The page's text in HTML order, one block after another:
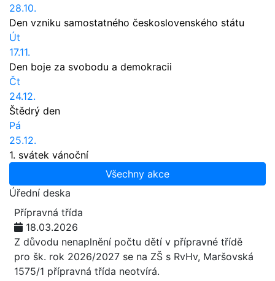
28.10.
Den vzniku samostatného československého státu
Út
17.11.
Den boje za svobodu a demokracii
Čt
24.12.
Štědrý den
Pá
25.12.
1. svátek vánoční
Všechny akce
Úřední deska
Přípravná třída
18.03.2026
Z důvodu nenaplnění počtu dětí v přípravné třídě
pro šk. rok 2026/2027 se na ZŠ s RvHv, Maršovská
1575/1 přípravná třída neotvírá.